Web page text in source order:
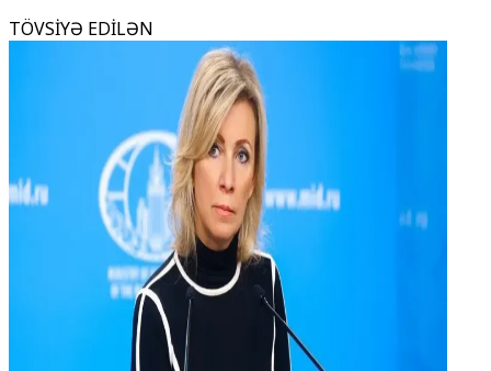
TÖVSİYƏ EDİLƏN